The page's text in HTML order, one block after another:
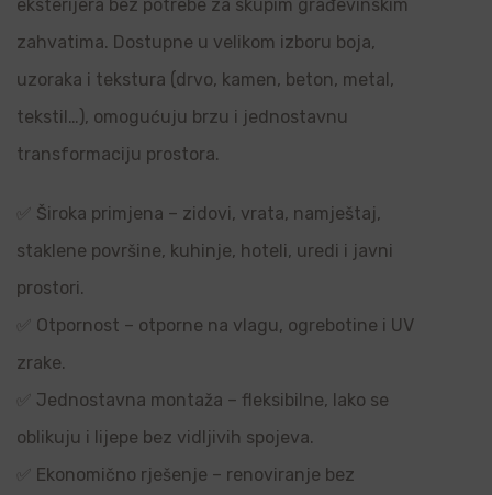
eksterijera bez potrebe za skupim građevinskim
zahvatima. Dostupne u velikom izboru boja,
uzoraka i tekstura (drvo, kamen, beton, metal,
tekstil…), omogućuju brzu i jednostavnu
transformaciju prostora.
✅ Široka primjena – zidovi, vrata, namještaj,
staklene površine, kuhinje, hoteli, uredi i javni
prostori.
✅ Otpornost – otporne na vlagu, ogrebotine i UV
zrake.
✅ Jednostavna montaža – fleksibilne, lako se
oblikuju i lijepe bez vidljivih spojeva.
✅ Ekonomično rješenje – renoviranje bez